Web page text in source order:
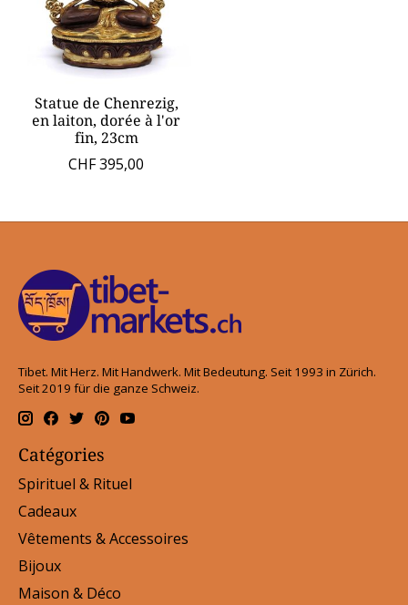
Statue de Chenrezig,
en laiton, dorée à l'or
fin, 23cm
CHF 395,00
Tibet. Mit Herz. Mit Handwerk. Mit Bedeutung. Seit 1993 in Zürich.
Seit 2019 für die ganze Schweiz.
Catégories
Spirituel & Rituel
Cadeaux
Vêtements & Accessoires
Bijoux
Maison & Déco